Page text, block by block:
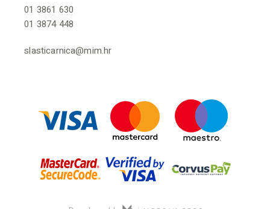
01 3861 630
01 3874 448
slasticarnica@mim.hr